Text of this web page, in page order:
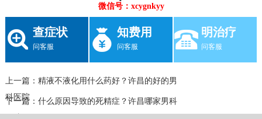
微信号：xcygnkyy
查症状
问客服
知费用
问客服
明治疗
问客服
上一篇： 精液不液化用什么药好？许昌的好的男
科医院
下一篇： 什么原因导致的死精症？许昌哪家男科